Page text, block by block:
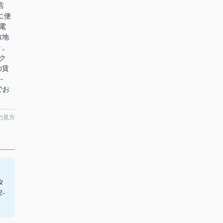
便
地
賃
お
見方